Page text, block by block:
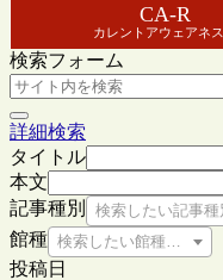
CA-R
カレントアウェアネ
検索フォーム
詳細検索
タイトル
本文
記事種別
検索したい記事
館種 検索したい館種を選択
投稿日